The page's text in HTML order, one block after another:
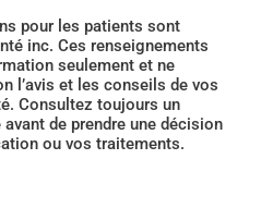
pour les patients sont
inc. Ces renseignements
seulement et ne
l’avis et les conseils de vos
Consultez toujours un
de prendre une décision
ou vos traitements.